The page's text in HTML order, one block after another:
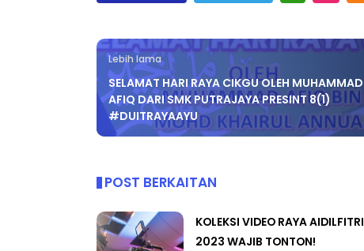
Lebih lama
SELAMAT HARI RAYA CIKGU OLEH MUHAMMAD
AFIQ DARI SMK PUTRAJAYA PRESINT 8(1)
#DUITRAYAAYU
POST BERKAITAN
KOLEKSI VIDEO RAYA AIDILFITRI
2023 WAJIB TONTON!